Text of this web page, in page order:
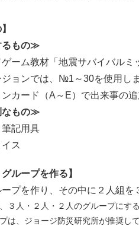
もの≫
ム教材「地震サバイバルミ
ンでは、№1～30を使用し
ード（A～E）で出来事の追
もの≫
記用具
ス
ループを作る】
を作り、その中に２人組を
人・２人・２人のグループにする
、ジョージ防災研究所が推奨して